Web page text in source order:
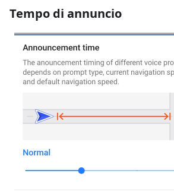
Tempo di annuncio